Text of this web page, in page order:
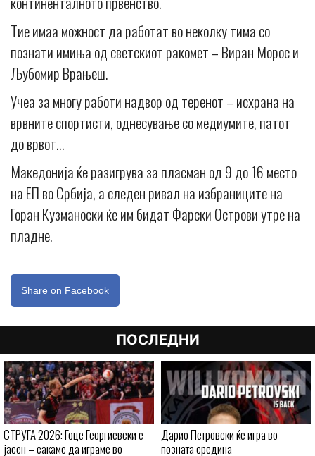
Тие имаа можност да работат во неколку тима со
познати имиња од светскиот ракомет – Виран Морос и
Љубомир Врањеш.
Учеа за многу работи надвор од теренот – исхрана на
врвните спортисти, однесување со медиумите, патот
до врвот…
Македонија ќе разигрува за пласман од 9 до 16 место
на ЕП во Србија, а следен ривал на избраниците на
Горан Кузманоски ќе им бидат Фарски Острови утре на
пладне.
Share on Facebook
ПОСЛЕДНИ
СТРУГА 2026: Гоце Георгиевски е
јасен – сакаме да играме во
Дарио Петровски ќе игра во
позната средина